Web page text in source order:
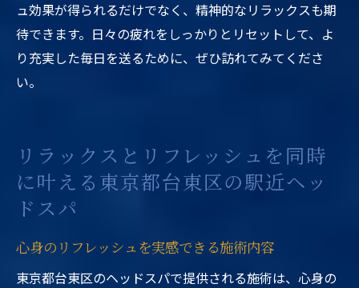
ュ効果が得られるだけでなく、精神的なリラックスも期
待できます。日々の疲れをしっかりとリセットして、よ
り充実した毎日を送るために、ぜひ訪れてみてくださ
い。
リラックスとリフレッシュを同時
に叶える東京都台東区の駅近ヘッ
ドスパ
心身のリフレッシュを実感できる施術内容
東京都台東区のヘッドスパで提供される施術は、心身の